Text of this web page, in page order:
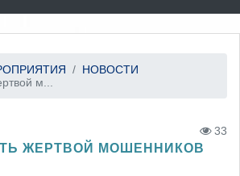
НОВОСТИ
м...
33
ЖЕРТВОЙ МОШЕННИКОВ